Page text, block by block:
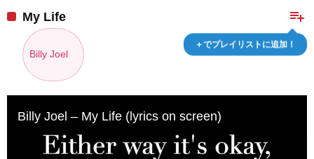
playlist_add
＋でプレイリストに追加！
My Life
Billy Joel
Billy Joel – My Life (lyrics on screen)